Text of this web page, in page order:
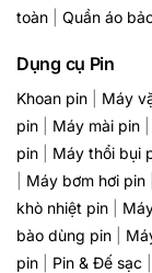
toàn
Quần áo
Dụng cụ Pin
Khoan pin Máy
pin
Máy mài pin
pin
Máy thổi bụi
Máy bơm hơi pin
khò nhiệt pin
bào dùng pin
pin
Pin & Đế sạc